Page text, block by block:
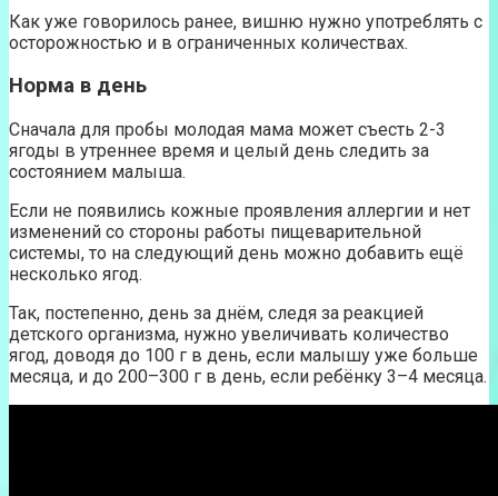
Как уже говорилось ранее, вишню нужно употреблять с
осторожностью и в ограниченных количествах.
Норма в день
Сначала для пробы молодая мама может съесть 2-3
ягоды в утреннее время и целый день следить за
состоянием малыша.
Если не появились кожные проявления аллергии и нет
изменений со стороны работы пищеварительной
системы, то на следующий день можно добавить ещё
несколько ягод.
Так, постепенно, день за днём, следя за реакцией
детского организма, нужно увеличивать количество
ягод, доводя до 100 г в день, если малышу уже больше
месяца, и до 200–300 г в день, если ребёнку 3–4 месяца.